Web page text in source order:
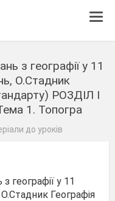
з географії у 11
О.Стадник
РОЗДІЛ І
1. Топогра
до уроків
географії у 11
Географія